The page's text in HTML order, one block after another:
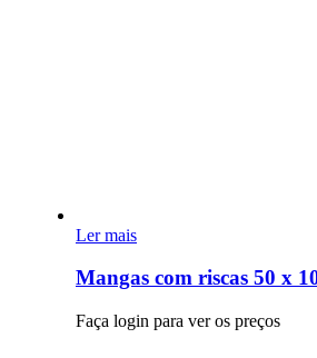
Ler mais
Mangas com riscas 50 x
Faça login para ver os preços